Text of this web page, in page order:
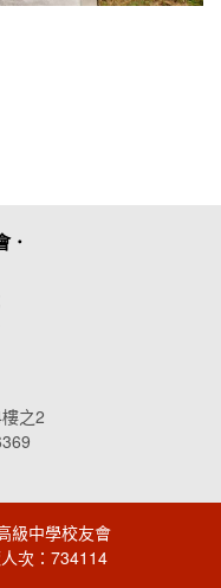
．
之2
級中學校友會
次：734114